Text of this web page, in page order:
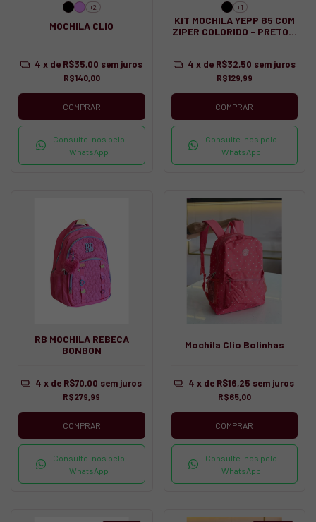
+2
MOCHILA CLIO
R$140,00
4 x de R$35,00 sem juros
COMPRAR
Consulte-nos pelo
WhatsApp
+1
KIT MOCHILA YEPP 85 COM
ZIPER COLORIDO - PRETO +
R$129,99
4 x de R$32,50 sem juros
COMPRAR
Consulte-nos pelo
WhatsApp
RB MOCHILA REBECA
BONBON
R$279,99
4 x de R$70,00 sem juros
COMPRAR
Consulte-nos pelo
WhatsApp
Mochila Clio Bolinhas
R$65,00
4 x de R$16,25 sem juros
COMPRAR
Consulte-nos pelo
WhatsApp